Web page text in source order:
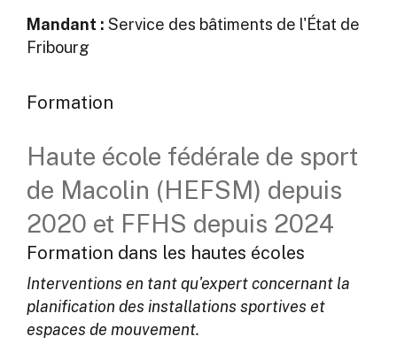
Mandant : Service des bâtiments de l'État de
Fribourg
Formation
Haute école fédérale de sport
de Macolin (HEFSM) depuis
2020 et FFHS depuis 2024
Formation dans les hautes écoles
Interventions en tant qu'expert concernant la
planification des installations sportives et
espaces de mouvement.